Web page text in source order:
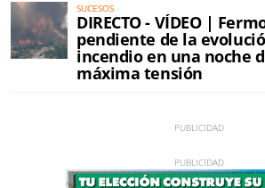
SUCESOS
DIRECTO - VÍDEO |
pendiente de la
incendio en una noche
máxima tensión